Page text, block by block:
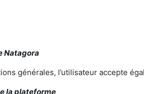
Natagora
générales, l’utilisateur accepte
la plateforme